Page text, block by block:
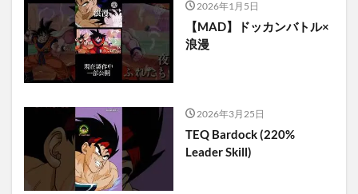
2026年1月5日
【MAD】ドッカンバトル×
浪漫
2026年3月25日
TEQ Bardock (220%
Leader Skill)